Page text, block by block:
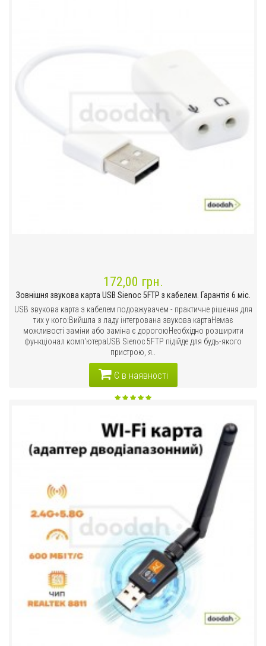
172,00 грн.
Зовнішня звукова карта USB Sienoc 5FTP з кабелем. Гарантія 6 міс.
USB звукова карта з кабелем подовжувачем - практичне рішення для
тих у кого:Вийшла з ладу інтегрована звукова картаНемає
можливості заміни або заміна є дорогоюНеобхідно розширити
функціонал комп'ютераUSB Sienoc 5FTP підійде для будь-якого
пристрою, я..
Є в наявності
Порівняти цей товар